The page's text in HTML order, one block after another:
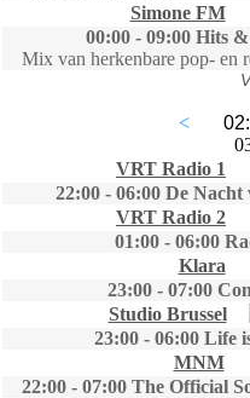
Simone FM
00:00 - 09:00 Hits
Mix van herkenbare pop- en
<
VRT Radio 1
22:00 - 06:00 De Nacht
VRT Radio 2
01:00 - 06:00
Klara
23:00 - 07:00
Studio Brussel
23:00 - 06:00 Life
MNM
22:00 - 07:00 The Official